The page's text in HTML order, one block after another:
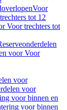
Voor
tot 12
Voor trechters tot
voor Voor
voor
voor
voor binnen en
voor binnen